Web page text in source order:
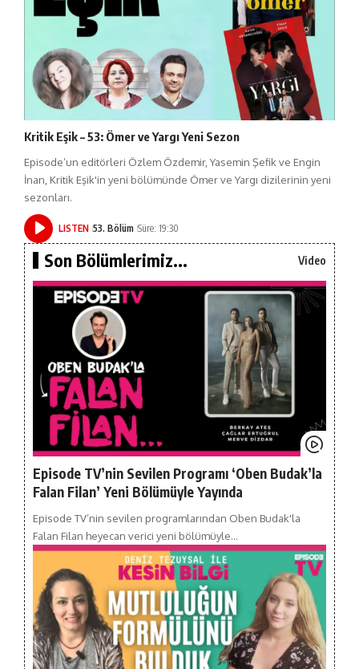
Kritik Eşik – 53: Ömer ve Yargı Yeni Sezon
Episode’un editörleri Özlem Özdemir, Yasemin Şefik ve Engin
İnan, Kritik Eşik'in yeni bölümünde Ömer ve Yargı dizilerinin yeni
sezonları.
LISTEN 53. Bölüm Süre: 19:30
Son Bölümlerimiz... Video
Episode TV’nin Sevilen Programı ‘Oben Budak’la
Falan Filan’ Yeni Bölümüyle Yayında
Episode TV’nin sevilen programlarından Oben Budak'la
Falan Filan heyecan verici yeni bölümüyle…